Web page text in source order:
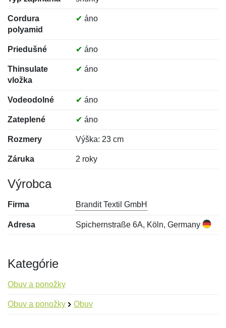
Cordura
polyamid
✔ áno
Priedušné ✔ áno
Thinsulate
vložka
✔ áno
Vodeodolné ✔ áno
Zateplené ✔ áno
Rozmery Výška: 23 cm
Záruka 2 roky
Výrobca
Firma Brandit Textil GmbH
Adresa Spichernstraße 6A, Köln, Germany
Kategórie
Obuv a ponožky
Obuv a ponožky Obuv